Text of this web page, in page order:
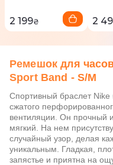
2 199₴ 2
Ремешок для
Sport Band - S/M
Спортивный браслет Nike
сжатого
вентиляции. Он прочный
мягкий. На нем
случайный узор, делая
уникальным. Гладкая,
запястье и приятна на